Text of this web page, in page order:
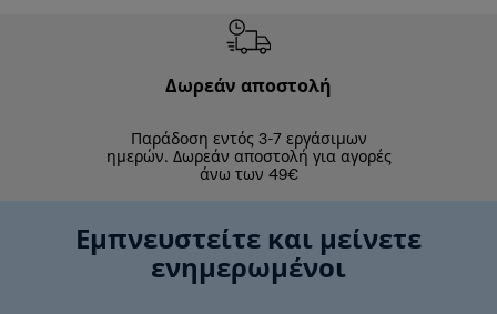
Δωρεάν αποστολή
Παράδοση εντός 3-7 εργάσιμων
ημερών. Δωρεάν αποστολή για αγορές
άνω των 49€
Εμπνευστείτε και μείνετε
ενημερωμένοι